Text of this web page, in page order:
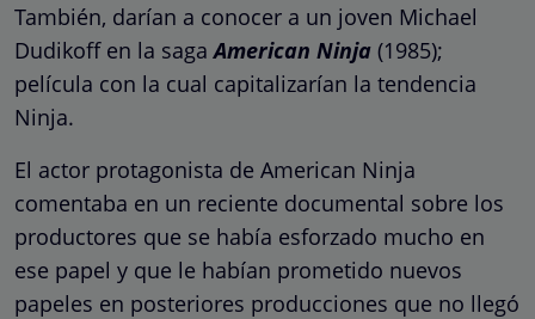
También, darían a conocer a un joven Michael
Dudikoff en la sagaAmerican Ninja (1985);
película con la cual capitalizarían la tendencia
Ninja.
El actor protagonista de American Ninja
comentaba en un reciente documental sobre los
productores que se había esforzado mucho en
ese papel y que le habían prometido nuevos
papeles en posteriores producciones que no llegó